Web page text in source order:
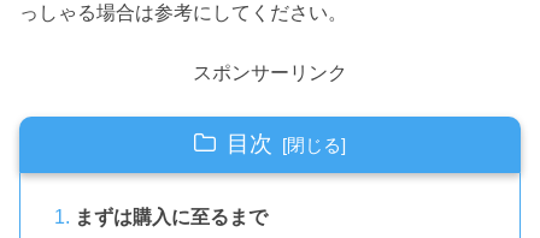
っしゃる場合は参考にしてください。
スポンサーリンク
目次
まずは購入に至るまで